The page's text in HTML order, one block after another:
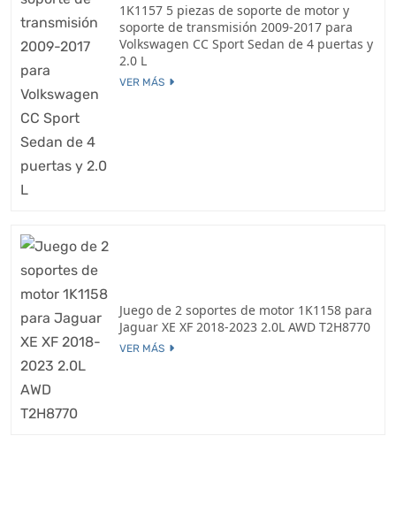
1K1157 5 piezas de soporte de motor y
soporte de transmisión 2009-2017 para
Volkswagen CC Sport Sedan de 4 puertas y
2.0 L
VER MÁS
Juego de 2 soportes de motor 1K1158 para
Jaguar XE XF 2018-2023 2.0L AWD T2H8770
VER MÁS